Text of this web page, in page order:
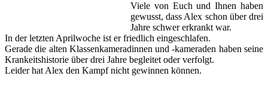
Viele von Euch und Ihnen haben
gewusst, dass Alex schon über drei
Jahre schwer erkrankt war.
In der letzten Aprilwoche ist er friedlich eingeschlafen.
Gerade die alten Klassenkameradinnen und -kameraden haben seine
Krankeitshistorie über drei Jahre begleitet oder verfolgt.
Leider hat Alex den Kampf nicht gewinnen können.